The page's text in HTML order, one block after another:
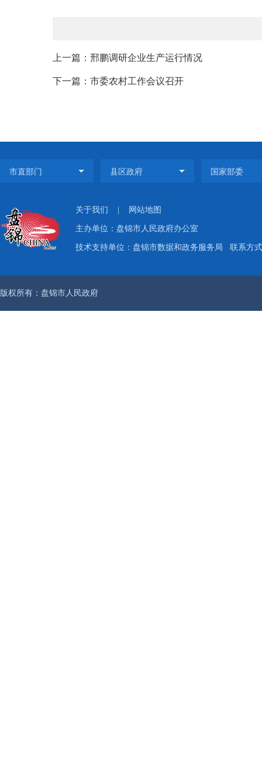
上一篇：邢鹏调研企业生产运行情况
下一篇：市委农村工作会议召开
关于我们 网站地图
主办单位：盘锦市人民政府办公室
技术支持单位：盘锦市数据和政务服务局 联系方
版权所有：盘锦市人民政府